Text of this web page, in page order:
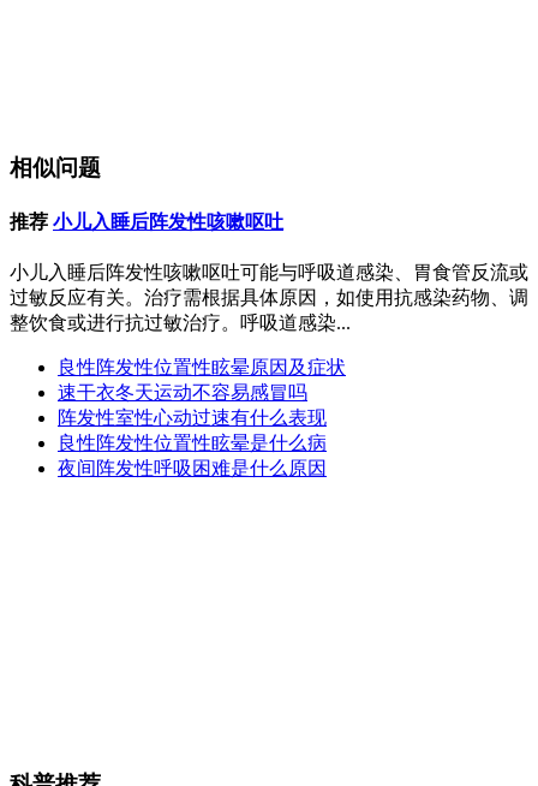
相似问题
推荐 小儿入睡后阵发性咳嗽呕吐
小儿入睡后阵发性咳嗽呕吐可能与呼吸道感染、胃食管反流或
过敏反应有关。治疗需根据具体原因，如使用抗感染药物、调
整饮食或进行抗过敏治疗。呼吸道感染...
良性阵发性位置性眩晕原因及症状
速干衣冬天运动不容易感冒吗
阵发性室性心动过速有什么表现
良性阵发性位置性眩晕是什么病
夜间阵发性呼吸困难是什么原因